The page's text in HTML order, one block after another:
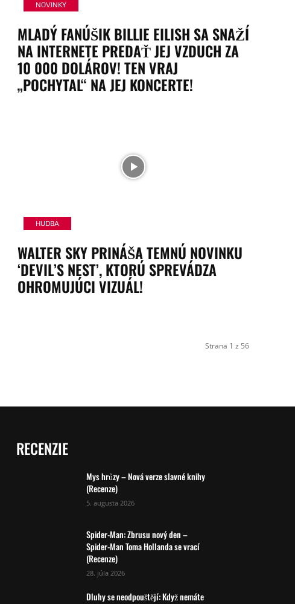
NOVINKY
MLADÝ FANÚŠIK BILLIE EILISH SA SNAŽÍ
NA INTERNETE PREDAŤ JEJ VZDUCH ZA
10 000 DOLÁROV! TEN VRAJ
„POCHYTAL“ NA JEJ KONCERTE!
HUDBA
WALTER SKY PRINÁŠA TEMNÚ NOVINKU
‘DEVIL’S NEST’, KTORÚ SPREVÁDZA
OHROMUJÚCI VIZUÁL!
Strana 1 z 56
RECENZIE
Mys hrůzy – Nová verze slavné knihy
(Recenze)
5. augusta 2026
Spider-Man: Zbrusu nový den –
Spider-Man Toma Hollanda se vrací
(Recenze)
28. júla 2026
Dluhy se neodpouštějí: Když nemáte